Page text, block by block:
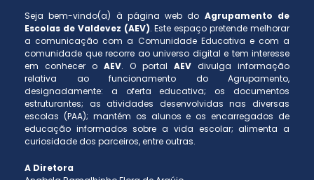
Seja bem-vindo(a) à página web do Agrupamento de
Escolas de Valdevez (AEV). Este espaço pretende melhorar
a comunicação com a Comunidade Educativa e com a
comunidade que recorre ao universo digital e tem interesse
em conhecer o AEV. O portal AEV divulga informação
relativa ao funcionamento do Agrupamento,
designadamente: a oferta educativa; os documentos
estruturantes; as atividades desenvolvidas nas diversas
escolas (PAA); mantém os alunos e os encarregados de
educação informados sobre a vida escolar; alimenta a
curiosidade dos parceiros, entre outras.
A Diretora